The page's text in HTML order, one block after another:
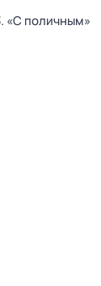
«С поличным»